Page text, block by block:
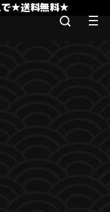
で★送料無料★